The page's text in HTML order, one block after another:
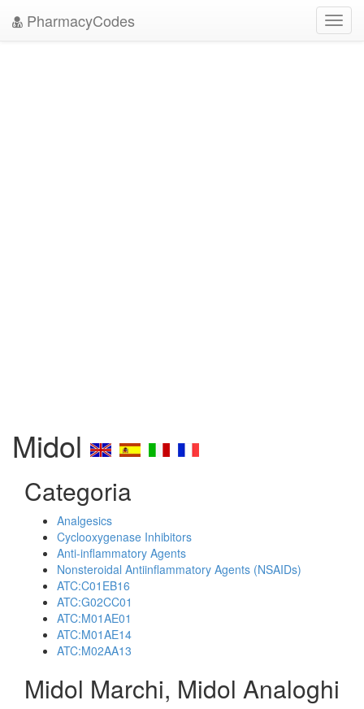
PharmacyCodes
Midol
Categoria
Analgesics
Cyclooxygenase Inhibitors
Anti-inflammatory Agents
Nonsteroidal Antiinflammatory Agents (NSAIDs)
ATC:C01EB16
ATC:G02CC01
ATC:M01AE01
ATC:M01AE14
ATC:M02AA13
Midol Marchi, Midol Analoghi